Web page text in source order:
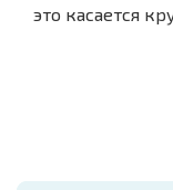
это касается